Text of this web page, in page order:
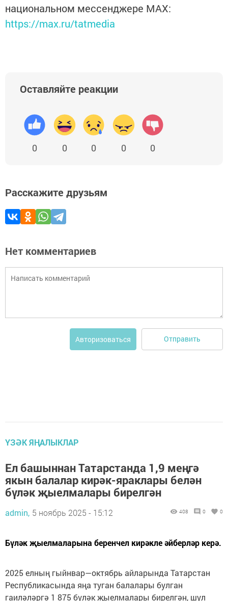
национальном мессенджере MАХ:
https://max.ru/tatmedia
Оставляйте реакции
0 0 0 0 0
Расскажите друзьям
Нет комментариев
Авторизоваться Отправить
ҮЗӘК ЯҢАЛЫКЛАР
Ел башыннан Татарстанда 1,9 меңгә
якын балалар кирәк-яраклары белән
бүләк җыелмалары бирелгән
admin, 5 ноябрь 2025 - 15:12 408 0 0
Бүләк җыелмаларына беренчел кирәкле әйберләр керә.
2025 елның гыйнвар—октябрь айларында Татарстан
Республикасында яңа туган балалары булган
гаиләләргә 1 875 бүләк җыелмалары бирелгән, шул